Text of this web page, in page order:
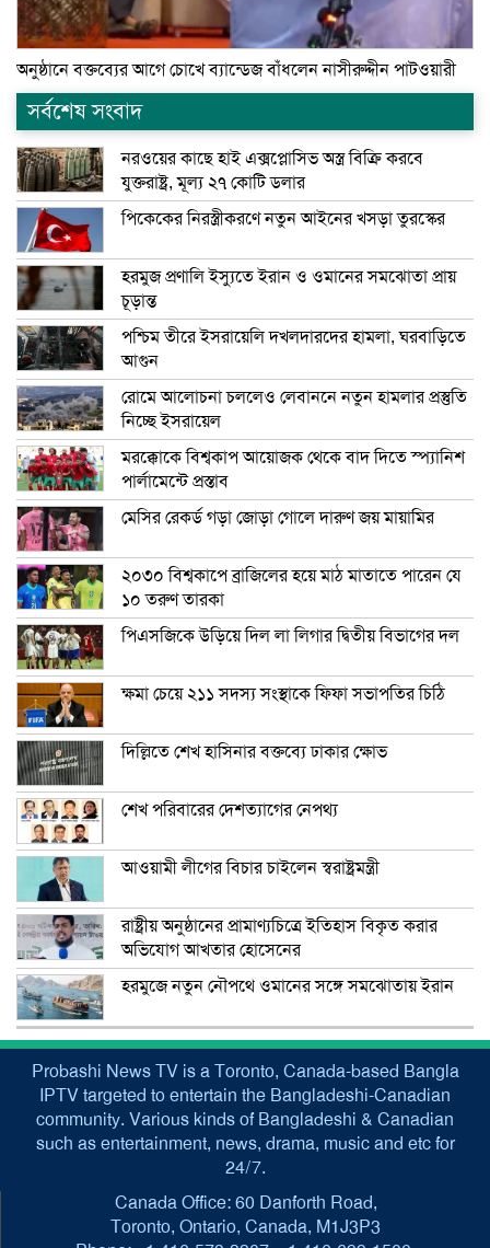
অনুষ্ঠানে বক্তব্যের আগে চোখে ব্যান্ডেজ বাঁধলেন নাসীরুদ্দীন পাটওয়ারী
সর্বশেষ সংবাদ
নরওয়ের কাছে হাই এক্সপ্লোসিভ অস্ত্র বিক্রি করবে
যুক্তরাষ্ট্র, মূল্য ২৭ কোটি ডলার
পিকেকের নিরস্ত্রীকরণে নতুন আইনের খসড়া তুরস্কের
হরমুজ প্রণালি ইস্যুতে ইরান ও ওমানের সমঝোতা প্রায়
চূড়ান্ত
পশ্চিম তীরে ইসরায়েলি দখলদারদের হামলা, ঘরবাড়িতে
আগুন
রোমে আলোচনা চললেও লেবাননে নতুন হামলার প্রস্তুতি
নিচ্ছে ইসরায়েল
মরক্কোকে বিশ্বকাপ আয়োজক থেকে বাদ দিতে স্প্যানিশ
পার্লামেন্টে প্রস্তাব
মেসির রেকর্ড গড়া জোড়া গোলে দারুণ জয় মায়ামির
২০৩০ বিশ্বকাপে ব্রাজিলের হয়ে মাঠ মাতাতে পারেন যে
১০ তরুণ তারকা
পিএসজিকে উড়িয়ে দিল লা লিগার দ্বিতীয় বিভাগের দল
ক্ষমা চেয়ে ২১১ সদস্য সংস্থাকে ফিফা সভাপতির চিঠি
দিল্লিতে শেখ হাসিনার বক্তব্যে ঢাকার ক্ষোভ
শেখ পরিবারের দেশত্যাগের নেপথ্য
আওয়ামী লীগের বিচার চাইলেন স্বরাষ্ট্রমন্ত্রী
রাষ্ট্রীয় অনুষ্ঠানের প্রামাণ্যচিত্রে ইতিহাস বিকৃত করার
অভিযোগ আখতার হোসেনের
হরমুজে নতুন নৌপথে ওমানের সঙ্গে সমঝোতায় ইরান
Probashi News TV is a Toronto, Canada-based Bangla
IPTV targeted to entertain the Bangladeshi-Canadian
community. Various kinds of Bangladeshi & Canadian
such as entertainment, news, drama, music and etc for
24/7.
Canada Office: 60 Danforth Road,
Toronto, Ontario, Canada, M1J3P3